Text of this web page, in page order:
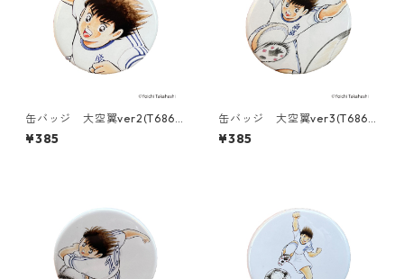
缶バッジ 大空翼ver2(T686-
045)
¥385
缶バッジ 大空翼ver3(T686-
045)
¥385